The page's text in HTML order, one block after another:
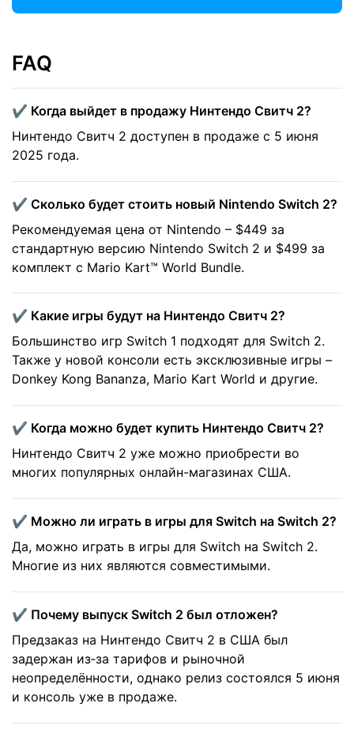
FAQ
✔️ Когда выйдет в продажу Нинтендо Свитч 2?
Нинтендо Свитч 2 доступен в продаже с 5 июня
2025 года.
✔️ Сколько будет стоить новый Nintendo Switch 2?
Рекомендуемая цена от Nintendo – $449 за
стандартную версию Nintendo Switch 2 и $499 за
комплект с Mario Kart™ World Bundle.
✔️ Какие игры будут на Нинтендо Свитч 2?
Большинство игр Switch 1 подходят для Switch 2.
Также у новой консоли есть эксклюзивные игры –
Donkey Kong Bananza, Mario Kart World и другие.
✔️ Когда можно будет купить Нинтендо Свитч 2?
Нинтендо Свитч 2 уже можно приобрести во
многих популярных онлайн-магазинах США.
✔️ Можно ли играть в игры для Switch на Switch 2?
Да, можно играть в игры для Switch на Switch 2.
Многие из них являются совместимыми.
✔️ Почему выпуск Switch 2 был отложен?
Предзаказ на Нинтендо Свитч 2 в США был
задержан из‑за тарифов и рыночной
неопределённости, однако релиз состоялся 5 июня
и консоль уже в продаже.